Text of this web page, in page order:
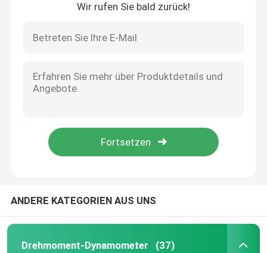
Wir rufen Sie bald zurück!
ANDERE KATEGORIEN AUS UNS
Drehmoment-Dynamometer (37)